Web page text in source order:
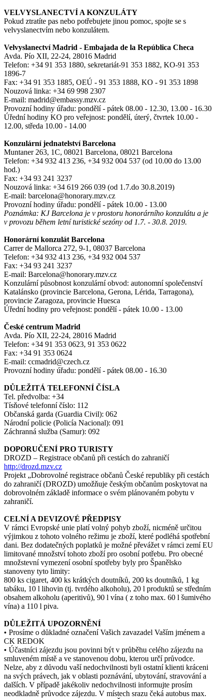
VELVYSLANECTVÍ A KONZULÁTY
Pokud ztratíte pas nebo potřebujete jinou pomoc, spojte se s
velvyslanectvím nebo konzulátem.
Velvyslanectví Madrid - Embajada de la República Checa
Avda. Pío XII, 22-24, 28016 Madrid
Telefon: +34 91 353 1880, sekretariát-91 353 1882, KO-91 353
1896-7
Fax: +34 91 353 1885, OEÚ - 91 353 1888, KO - 91 353 1898
Nouzová linka: +34 69 998 2307
E-mail: madrid@embassy.mzv.cz
Provozní hodiny úřadu: pondělí - pátek 08.00 - 12.30, 13.00 - 16.30
Úřední hodiny KO pro veřejnost: pondělí, úterý, čtvrtek 10.00 -
12.00, středa 10.00 - 14.00
Konzulární jednatelství Barcelona
Muntaner 263, 1C, 08021 Barcelona, 08021 Barcelona
Telefon: +34 932 413 236, +34 932 004 537 (od 10.00 do 13.00
hod.)
Fax: +34 93 241 3237
Nouzová linka: +34 619 266 039 (od 1.7.do 30.8.2019)
E-mail: barcelona@honorary.mzv.cz
Provozní hodiny úřadu: pondělí - pátek 10.00 - 13.00
Poznámka: KJ Barcelona je v prostoru honorárního konzulátu a je
v provozu během letní turistické sezóny od 1.7. - 30.8. 2019.
Honorární konzulát Barcelona
Carrer de Mallorca 272, 9-1, 08037 Barcelona
Telefon: +34 932 413 236, +34 932 004 537
Fax: +34 93 241 3237
E-mail: Barcelona@honorary.mzv.cz
Konzulární působnost konzulární obvod: autonomní společenství
Katalánsko (provincie Barcelona, Gerona, Lérida, Tarragona),
provincie Zaragoza, provincie Huesca
Úřední hodiny pro veřejnost: pondělí - pátek 10.00 - 13.00
České centrum Madrid
Avda. Pío XII, 22-24, 28016 Madrid
Telefon: +34 91 353 0623, 91 353 0622
Fax: +34 91 353 0624
E-mail: ccmadrid@czech.cz
Provozní hodiny úřadu: pondělí - pátek 08.00 - 16.30
DŮLEŽITÁ TELEFONNÍ ČÍSLA
Tel. předvolba: +34
Tísňové telefonní číslo: 112
Občanská garda (Guardia Civil): 062
Národní policie (Policía Nacional): 091
Záchranná služba (Samur): 092
DOPORUČENÍ PRO TURISTY
DROZD – Registrace občanů při cestách do zahraničí
http://drozd.mzv.cz
Projekt „Dobrovolné registrace občanů České republiky při cestách
do zahraničí (DROZD) umožňuje českým občanům poskytovat na
dobrovolném základě informace o svém plánovaném pobytu v
zahraničí.
CELNÍ A DEVIZOVÉ PŘEDPISY
V rámci Evropské unie platí volný pohyb zboží, nicméně určitou
výjimkou z tohoto volného režimu je zboží, které podléhá spotřební
dani. Bez dodatečných poplatků je možné převážet v rámci zemí EU
limitované množství tohoto zboží pro osobní potřebu. Pro obecné
množstevní vymezení osobní spotřeby byly pro Španělsko
stanoveny tyto limity:
800 ks cigaret, 400 ks krátkých doutníků, 200 ks doutníků, 1 kg
tabáku, 10 l lihovin (tj. tvrdého alkoholu), 20 l produktů se středním
obsahem alkoholu (aperitivů), 90 l vína ( z toho max. 60 l šumivého
vína) a 110 l piva.
DŮLEŽITÁ UPOZORNĚNÍ
• Prosíme o důkladné označení Vašich zavazadel Vaším jménem a
CK REDOK
• Účastníci zájezdu jsou povinni být v průběhu celého zájezdu na
smluveném místě a ve stanovenou dobu, kterou určí průvodce.
Nelze, aby z důvodu vaší nedochvilnosti byli ostatní klienti kráceni
na svých právech, jak v oblasti poznávání, ubytování, stravování a
dalších. V případě jakékoliv nedochvilnosti informujte prosím
neodkladně průvodce zájezdu. V místech srazu čeká autobus max.